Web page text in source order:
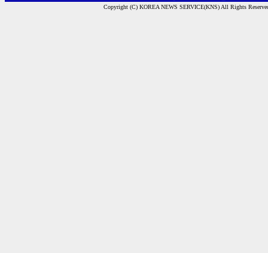
Copyright (C) KOREA NEWS SERVICE(KNS) All Rights